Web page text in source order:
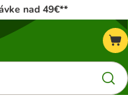
nad 49€**